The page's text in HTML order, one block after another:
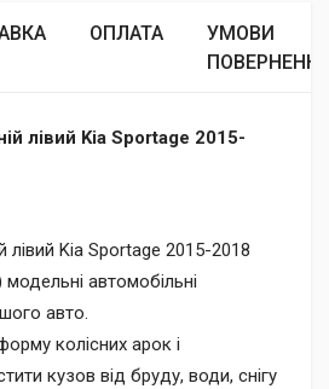
ОПЛАТА
УМОВИ
лівий Kia Sportage 2015-
лівий Kia Sportage 2015-2018
автомобільні
авто.
колісних арок і
кузов від бруду, води, снігу